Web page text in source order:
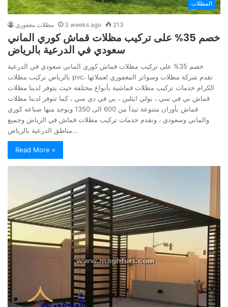
المظلات
مظلات مغفوري 3 weeks ago 213
خصم 35% على تركيب مظلات قماش كوري الماني
سعودي في الدرعية بالرياض
خصم 35% على تركيب مظلات قماش كوري الماني سعودي في الدرعية
بالرياض تركيب مظلات pvc، تقدم شركة مظلات وسواتر المغفوري لعملائها
الكرام خدمات تركيب مظلات قماشية بأنواع مختلفة حيث يتوفر لدينا مظلات
قماش بي في سي ، بولي ايثلين ، بي في دي سي ، كما تتوفر لدينا مظلات
قماش بأوزان متنوعة تبدأ من 600 الى 1350 ويوجد منها صناعه كوري
والماني وسعودي ، ونقدم خدمات تركيب مظلات قماش في الرياض وجميع
مناطق الدرعية بالرياض…
Read More »